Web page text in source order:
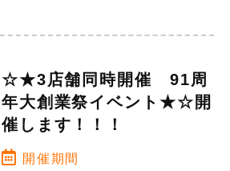
☆★3店舗同時開催 91周
年大創業祭イベント★☆開
催します！！！
開催期間